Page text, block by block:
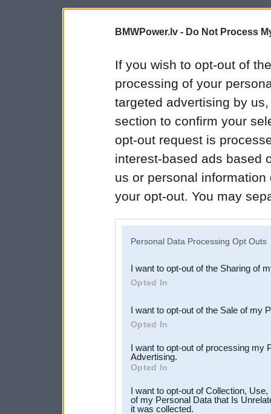
BMWPower.lv - Do Not Process
If you wish to opt-out of
processing of your
targeted advertising by
section to confirm your
opt-out request is
interest-based ads based
us or personal
your opt-out. You may
Downstream Participants
third parties.
Personal Data Processing Opt Outs
I want to opt-out of the Sharing of
Opted In
I want to opt-out of the Sale of my
Opted In
I want to opt-out of processing my
Advertising.
Opted In
I want to opt-out of Collection,
of my Personal Data that Is
it was collected.